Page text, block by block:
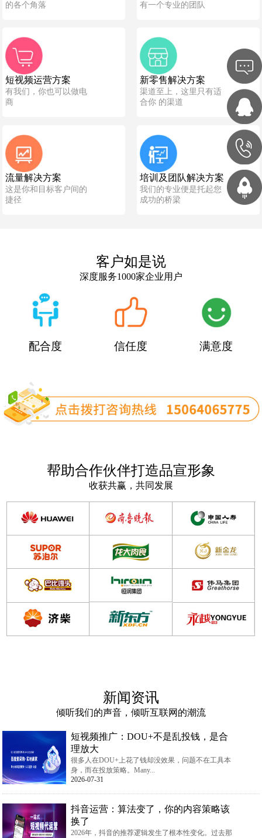
的各个角落
有一个专业的团队
短视频运营方案
有我们，你也可以做电
商
新零售解决方案
渠道至上，这里只有适
合你 的渠道
流量解决方案
这是你和目标客户间的
捷径
培训及团队解决方案
我们的专业便是托起您
成功的桥梁
客户如是说
深度服务1000家企业用户
配合度 信任度 满意度
帮助合作伙伴打造品宣形象
收获共赢，共同发展
新闻资讯
倾听我们的声音，倾听互联网的潮流
短视频推广：DOU+不是乱投钱，是合
理放大
很多人在DOU+上花了钱却没效果，问题不在工具本
身，而在投放策略。Many...
2026-07-31
抖音运营：算法变了，你的内容策略该
换了
2026年，抖音的推荐逻辑发生了根本性变化。过去那